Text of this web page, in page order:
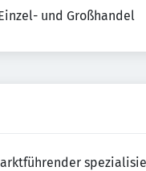
und Großhandel